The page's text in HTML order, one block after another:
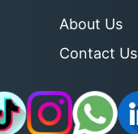
About Us
Contact Us